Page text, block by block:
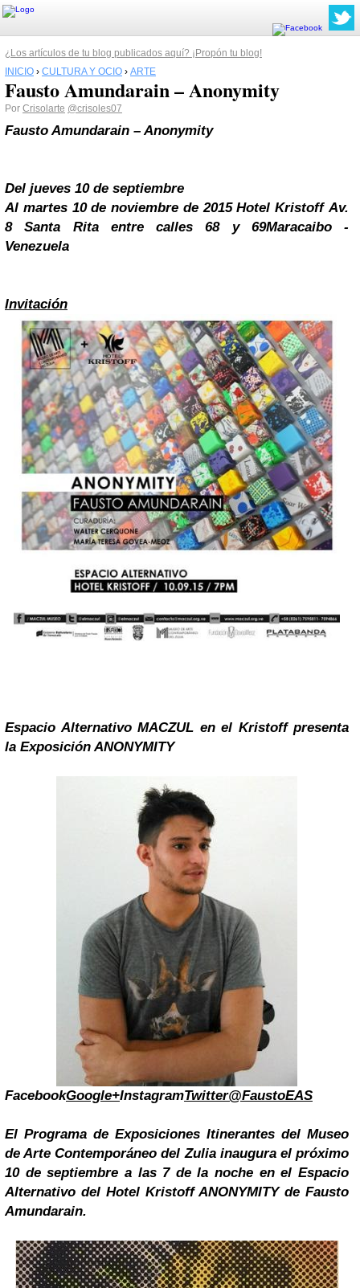
¿Los artículos de tu blog publicados aquí? ¡Propón tu blog!
INICIO › CULTURA Y OCIO › ARTE
Fausto Amundarain – Anonymity
Por Crisolarte @crisoles07
Fausto Amundarain – Anonymity
Del jueves 10 de septiembre
Al martes 10 de noviembre de 2015 Hotel KristoffAv.
8Santa Ritaentre calles 68 y 69Maracaibo -
Venezuela
Invitación
Espacio Alternativo MACZUL en el Kristoff presenta
la Exposición ANONYMITY
FacebookGoogle+InstagramTwitter@FaustoEAS
El Programa de Exposiciones Itinerantes del Museo
de Arte Contemporáneo del Zulia inaugura el próximo
10 de septiembre a las 7 de la noche en el Espacio
Alternativo del Hotel Kristoff ANONYMITY de Fausto
Amundarain.